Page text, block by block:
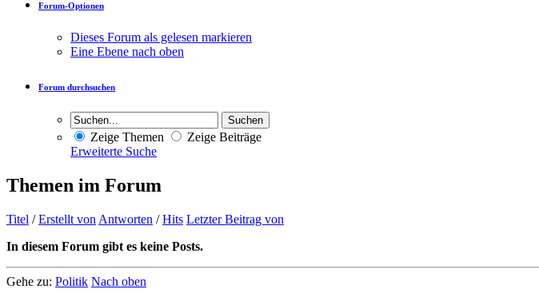
Forum-Optionen
Dieses Forum als gelesen markieren
Eine Ebene nach oben
Forum durchsuchen
Zeige Themen
Zeige Beiträge
Erweiterte Suche
Themen im Forum
Titel /Erstellt von Antworten /Hits Letzter Beitrag von
In diesem Forum gibt es keine Posts.
Gehe zu: Politik Nach oben